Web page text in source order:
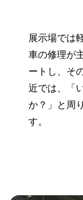
展示場では
車の修理が
ートし、そ
近では、「
か？」と周
す。